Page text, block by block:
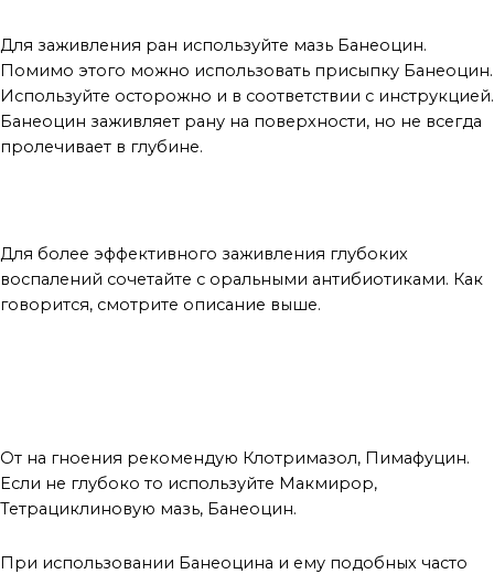
Для заживления ран используйте мазь Банеоцин.
Помимо этого можно использовать присыпку Банеоцин.
Используйте осторожно и в соответствии с инструкцией.
Банеоцин заживляет рану на поверхности, но не всегда
пролечивает в глубине.
Для более эффективного заживления глубоких
воспалений сочетайте с оральными антибиотиками. Как
говорится, смотрите описание выше.
От на гноения рекомендую Клотримазол, Пимафуцин.
Если не глубоко то используйте Макмирор,
Тетрациклиновую мазь, Банеоцин.
При использовании Банеоцина и ему подобных часто